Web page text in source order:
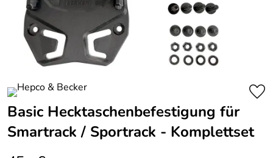
Basic Hecktaschenbefestigung für
Smartrack / Sportrack - Komplettset